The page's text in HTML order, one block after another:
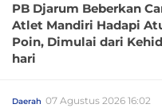
PB Djarum Beberkan
Atlet Mandiri Hadapi
Poin, Dimulai dari
hari
Daerah 07 Agustus 2026 16:02